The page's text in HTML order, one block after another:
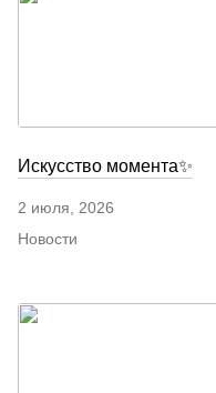
Искусство момента✨
2 июля, 2026
Новости